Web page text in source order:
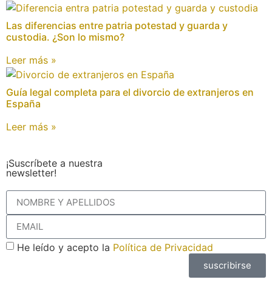
Las diferencias entre patria potestad y guarda y
custodia. ¿Son lo mismo?
Leer más »
Guía legal completa para el divorcio de extranjeros en
España
Leer más »
¡Suscríbete a nuestra
newsletter!
He leído y acepto la Política de Privacidad
suscribirse